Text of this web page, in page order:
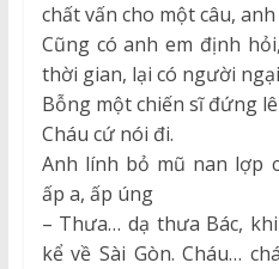
chất vấn cho một câu,
Cũng có anh em định
thời gian, lại có người
Bỗng một chiến sĩ đứng
Cháu cứ nói đi.
Anh lính bỏ mũ nan lợp
ấp a, ấp úng
– Thưa… dạ thưa Bác,
kể về Sài Gòn. Cháu…